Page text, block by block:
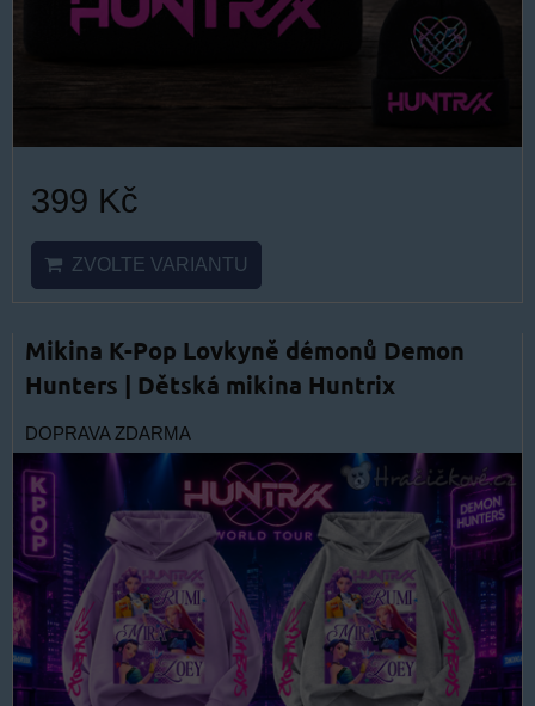
399 Kč
ZVOLTE VARIANTU
Mikina K-Pop Lovkyně démonů Demon
Hunters | Dětská mikina Huntrix
DOPRAVA ZDARMA